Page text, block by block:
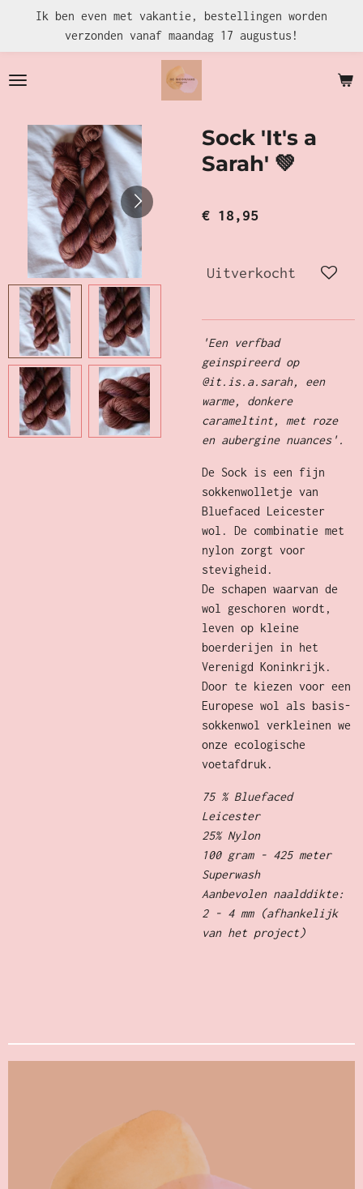
naar
de
Ik ben even met vakantie, bestellingen worden
verzonden vanaf maandag 17 augustus!
Sock 'It's a
Sarah' 💚
€ 18,95
Uitverkocht
'Een verfbad
geinspireerd op
@it.is.a.sarah, een
warme, donkere
carameltint, met roze
en aubergine nuances'.
De Sock is een fijn
sokkenwolletje van
Bluefaced Leicester
wol. De combinatie met
nylon zorgt voor
stevigheid.
De schapen waarvan de
wol geschoren wordt,
leven op kleine
boerderijen in het
Verenigd Koninkrijk.
Door te kiezen voor een
Europese wol als basis-
sokkenwol verkleinen we
onze ecologische
voetafdruk.
75 % Bluefaced
Leicester
25% Nylon
100 gram - 425 meter
Superwash
Aanbevolen naalddikte:
2 - 4 mm (afhankelijk
van het project)